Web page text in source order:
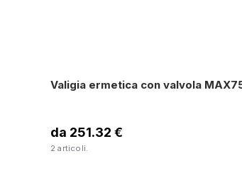
Valigia ermetica con valvola
da 251.32 €
2 articoli.